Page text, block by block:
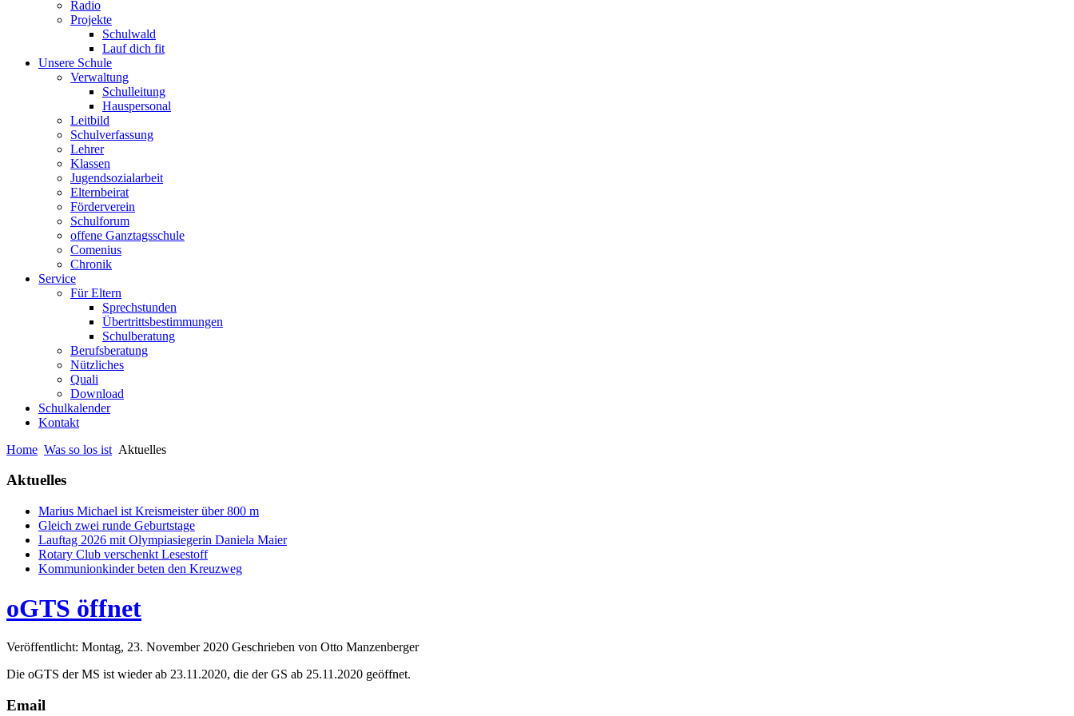
Radio
Projekte
Schulwald
Lauf dich fit
Unsere Schule
Verwaltung
Schulleitung
Hauspersonal
Leitbild
Schulverfassung
Lehrer
Klassen
Jugendsozialarbeit
Elternbeirat
Förderverein
Schulforum
offene Ganztagsschule
Comenius
Chronik
Service
Für Eltern
Sprechstunden
Übertrittsbestimmungen
Schulberatung
Berufsberatung
Nützliches
Quali
Download
Schulkalender
Kontakt
Home Was so los ist Aktuelles
Aktuelles
Marius Michael ist Kreismeister über 800 m
Gleich zwei runde Geburtstage
Lauftag 2026 mit Olympiasiegerin Daniela Maier
Rotary Club verschenkt Lesestoff
Kommunionkinder beten den Kreuzweg
oGTS öffnet
Veröffentlicht: Montag, 23. November 2020 Geschrieben von Otto Manzenberger
Die oGTS der MS ist wieder ab 23.11.2020, die der GS ab 25.11.2020 geöffnet.
Email